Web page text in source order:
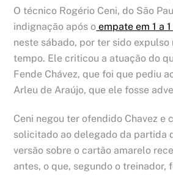
O técnico Rogério Ceni, do São
indignação após o empate em 1 a
neste sábado, por ter sido
tempo. Ele criticou a atuação do
Fende Chávez, que foi que pediu
Arleu de Araújo, que ele fosse
Ceni negou ter ofendido Chavez e
solicitado ao delegado da partida
versão sobre o cartão amarelo
antes, o que, segundo o treinador,